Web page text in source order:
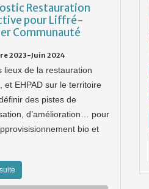
Restauration
pour Liffré-
Communauté
2023-Juin 2024
lieux de la restauration
et EHPAD sur le territoire
des pistes de
d’amélioration… pour
bio et